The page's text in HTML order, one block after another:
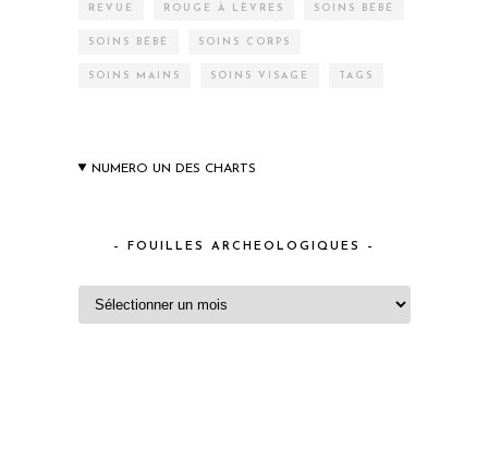
REVUE ROUGE À LÈVRES SOINS BÉBÉ
SOINS BÉBÉ SOINS CORPS
SOINS MAINS SOINS VISAGE TAGS
NUMERO UN DES CHARTS
– FOUILLES ARCHEOLOGIQUES –